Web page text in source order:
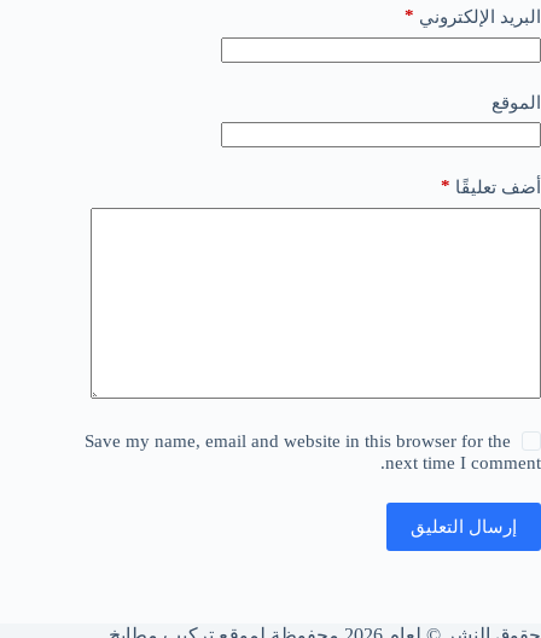
البريد الإلكتروني *
الموقع
أضف تعليقًا *
Save my name, email and website in this browser for the
next time I comment.
إرسال التعليق